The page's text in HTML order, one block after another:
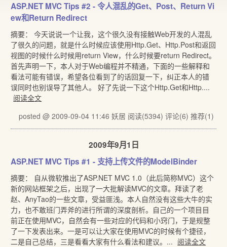
ASP.NET MVC Tips #2 - 令人混乱的Get、Post、Return Vi
ew和Return Redirect
摘要： 今天说说一个让我，这个很久没有接触Web开发的人混乱
了很久的问题，就是什么时候应该使用Http.Get、Http.Post和返回
视图的时候什么时候用return View，什么时候要return Redirect。
首先声明一下，本人对于Web编程并不精通，下面的一些解释和
看法可能有错误，希望各位看到了的话回复一下，纠正本人的错
误同时也别误导了其他人。 好了先说一下这个Http.Get和Http....
阅读全文
posted @ 2009-09-04 11:46 妖居 阅读(5394) 评论(6) 推荐(1)
2009年9月1日
ASP.NET MVC Tips #1 - 支持上传文件的ModelBinder
摘要： 自从微软推出了ASP.NET MVC 1.0（此后简称MVC）这个
新的网站框架之后，出现了一大批解读MVC的文章。拜读了老
赵、AnyTao的一些文章，受益匪浅。本人自然没有这些大牛的实
力，也不敢班门弄斧的进行所谓的深度剖析。自己的一个项目目
前正在使用MVC，自然会有一些对应的代码和小窍门，于是规整
了一下发表出来。一是可以让大家在使用MVC的时候有个捷径，
二是自己总结，三是看看大家有什么看法和建议。... 阅读全文